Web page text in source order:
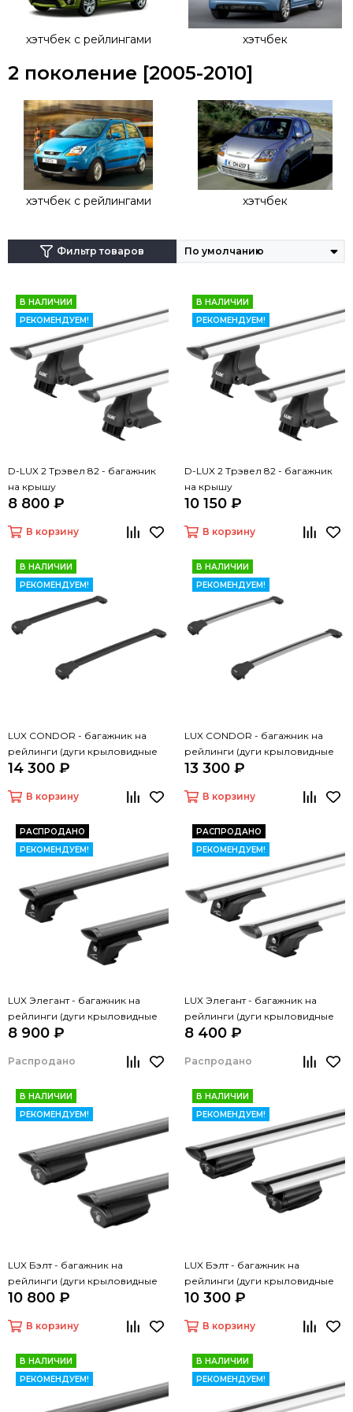
рейлинги.
хэтчбек с рейлингами хэтчбек
2 поколение [2005-2010]
хэтчбек с рейлингами хэтчбек
Фильтр товаров
В НАЛИЧИИ
РЕКОМЕНДУЕМ!
D-LUX 2 Трэвел 82 - багажник
на крышу
8 800 ₽
В корзину
В НАЛИЧИИ
РЕКОМЕНДУЕМ!
D-LUX 2 Трэвел 82 - багажник
на крышу
10 150 ₽
В корзину
В НАЛИЧИИ
РЕКОМЕНДУЕМ!
LUX CONDOR - багажник на
рейлинги (дуги крыловидные
черные 110 см)
14 300 ₽
В корзину
В НАЛИЧИИ
РЕКОМЕНДУЕМ!
LUX CONDOR - багажник на
рейлинги (дуги крыловидные
серые 110 см)
13 300 ₽
В корзину
РАСПРОДАНО
РЕКОМЕНДУЕМ!
LUX Элегант - багажник на
рейлинги (дуги крыловидные
черные, 1,2м)
8 900 ₽
Распродано
РАСПРОДАНО
РЕКОМЕНДУЕМ!
LUX Элегант - багажник на
рейлинги (дуги крыловидные
серые, 1,2м)
8 400 ₽
Распродано
В НАЛИЧИИ
РЕКОМЕНДУЕМ!
LUX Бэлт - багажник на
рейлинги (дуги крыловидные
черные, 1,2м)
10 800 ₽
В корзину
В НАЛИЧИИ
РЕКОМЕНДУЕМ!
LUX Бэлт - багажник на
рейлинги (дуги крыловидные
серые, 1,2м)
10 300 ₽
В корзину
В НАЛИЧИИ
РЕКОМЕНДУЕМ!
В НАЛИЧИИ
РЕКОМЕНДУЕМ!